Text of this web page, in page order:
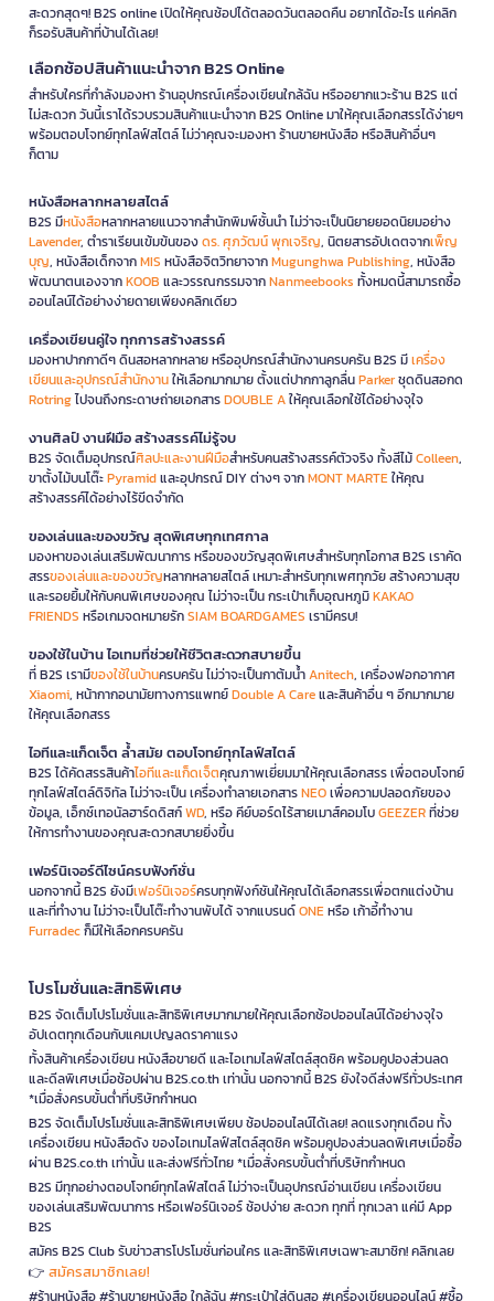
สะดวกสุดๆ! B2S online เปิดให้คุณช้อปได้ตลอดวันตลอดคืน อยากได้อะไร แค่คลิก
ก็รอรับสินค้าที่บ้านได้เลย!
เลือกช้อปสินค้าแนะนำจาก B2S Online
สำหรับใครที่กำลังมองหา ร้านอุปกรณ์เครื่องเขียนใกล้ฉัน หรืออยากแวะร้าน B2S แต่
ไม่สะดวก วันนี้เราได้รวบรวมสินค้าแนะนำจาก B2S Online มาให้คุณเลือกสรรได้ง่ายๆ
พร้อมตอบโจทย์ทุกไลฟ์สไตล์ ไม่ว่าคุณจะมองหา ร้านขายหนังสือ หรือสินค้าอื่นๆ
ก็ตาม
หนังสือหลากหลายสไตล์
B2S มีหนังสือหลากหลายแนวจากสำนักพิมพ์ชั้นนำ ไม่ว่าจะเป็นนิยายยอดนิยมอย่าง
Lavender, ตำราเรียนเข้มข้นของดร. ศุภวัฒน์ พุกเจริญ, นิตยสารอัปเดตจากเพ็ญ
บุญ, หนังสือเด็กจากMIS หนังสือจิตวิทยาจากMugunghwa Publishing, หนังสือ
พัฒนาตนเองจากKOOB และวรรณกรรมจากNanmeebooks ทั้งหมดนี้สามารถซื้อ
ออนไลน์ได้อย่างง่ายดายเพียงคลิกเดียว
เครื่องเขียนคู่ใจ ทุกการสร้างสรรค์
มองหาปากกาดีๆ ดินสอหลากหลาย หรืออุปกรณ์สำนักงานครบครัน B2S มีเครื่อง
เขียนและอุปกรณ์สำนักงานให้เลือกมากมาย ตั้งแต่ปากกาลูกลื่นParkerชุดดินสอกด
Rotringไปจนถึงกระดาษถ่ายเอกสารDOUBLE Aให้คุณเลือกใช้ได้อย่างจุใจ
งานศิลป์ งานฝีมือ สร้างสรรค์ไม่รู้จบ
B2S จัดเต็มอุปกรณ์ศิลปะและงานฝีมือสำหรับคนสร้างสรรค์ตัวจริง ทั้งสีไม้Colleen,
ขาตั้งไม้บนโต๊ะPyramidและอุปกรณ์ DIY ต่างๆ จากMONT MARTEให้คุณ
สร้างสรรค์ได้อย่างไร้ขีดจำกัด
ของเล่นและของขวัญ สุดพิเศษทุกเทศกาล
มองหาของเล่นเสริมพัฒนาการ หรือของขวัญสุดพิเศษสำหรับทุกโอกาส B2S เราคัด
สรรของเล่นและของขวัญหลากหลายสไตล์ เหมาะสำหรับทุกเพศทุกวัย สร้างความสุข
และรอยยิ้มให้กับคนพิเศษของคุณ ไม่ว่าจะเป็น กระเป๋าเก็บอุณหภูมิKAKAO
FRIENDS หรือเกมจดหมายรักSIAM BOARDGAMES เรามีครบ!
ของใช้ในบ้าน ไอเทมที่ช่วยให้ชีวิตสะดวกสบายขึ้น
ที่ B2S เรามีของใช้ในบ้านครบครัน ไม่ว่าจะเป็นกาต้มน้ำAnitech, เครื่องฟอกอากาศ
Xiaomi, หน้ากากอนามัยทางการแพทย์Double A Careและสินค้าอื่น ๆ อีกมากมาย
ให้คุณเลือกสรร
ไอทีและแก็ดเจ็ต ล้ำสมัย ตอบโจทย์ทุกไลฟ์สไตล์
B2S ได้คัดสรรสินค้าไอทีและแก็ดเจ็ตคุณภาพเยี่ยมมาให้คุณเลือกสรร เพื่อตอบโจทย์
ทุกไลฟ์สไตล์ดิจิทัล ไม่ว่าจะเป็น เครื่องทำลายเอกสารNEOเพื่อความปลอดภัยของ
ข้อมูล, เอ็กซ์เทอนัลฮาร์ดดิสก์WD, หรือ คีย์บอร์ดไร้สายเมาส์คอมโบGEEZERที่ช่วย
ให้การทำงานของคุณสะดวกสบายยิ่งขึ้น
เฟอร์นิเจอร์ดีไซน์ครบฟังก์ชั่น
นอกจากนี้ B2S ยังมีเฟอร์นิเจอร์ครบทุกฟังก์ชันให้คุณได้เลือกสรรเพื่อตกแต่งบ้าน
และที่ทำงาน ไม่ว่าจะเป็นโต๊ะทำงานพับได้ จากแบรนด์ONEหรือ เก้าอี้ทำงาน
Furradecก็มีให้เลือกครบครัน
โปรโมชั่นและสิทธิพิเศษ
B2S จัดเต็มโปรโมชั่นและสิทธิพิเศษมากมายให้คุณเลือกช้อปออนไลน์ได้อย่างจุใจ
อัปเดตทุกเดือนกับแคมเปญลดราคาแรง
ทั้งสินค้าเครื่องเขียน หนังสือขายดี และไอเทมไลฟ์สไตล์สุดชิค พร้อมคูปองส่วนลด
และดีลพิเศษเมื่อช้อปผ่าน B2S.co.th เท่านั้น นอกจากนี้ B2S ยังใจดีส่งฟรีทั่วประเทศ
*เมื่อสั่งครบขั้นต่ำที่บริษัทกำหนด
B2S จัดเต็มโปรโมชั่นและสิทธิพิเศษเพียบ ช้อปออนไลน์ได้เลย! ลดแรงทุกเดือน ทั้ง
เครื่องเขียน หนังสือดัง ของไอเทมไลฟ์สไตล์สุดชิค พร้อมคูปองส่วนลดพิเศษเมื่อซื้อ
ผ่าน B2S.co.th เท่านั้น และส่งฟรีทั่วไทย *เมื่อสั่งครบขั้นต่ำที่บริษัทกำหนด
B2S มีทุกอย่างตอบโจทย์ทุกไลฟ์สไตล์ ไม่ว่าจะเป็นอุปกรณ์อ่านเขียน เครื่องเขียน
ของเล่นเสริมพัฒนาการ หรือเฟอร์นิเจอร์ ช้อปง่าย สะดวก ทุกที่ ทุกเวลา แค่มี App
B2S
สมัคร B2S Club รับข่าวสารโปรโมชั่นก่อนใคร และสิทธิพิเศษเฉพาะสมาชิก! คลิกเลย
👉 สมัครสมาชิกเลย!
#ร้านหนังสือ #ร้านขายหนังสือ ใกล้ฉัน #กระเป๋าใส่ดินสอ #เครื่องเขียนออนไลน์ #ซื้อ